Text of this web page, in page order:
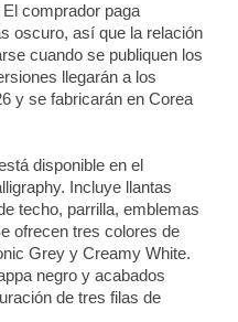
comprador paga
oscuro, así que la relación
cuando se publiquen los
llegarán a los
y se fabricarán en Corea
disponible en el
Incluye llantas
techo, parrilla, emblemas
ofrecen tres colores de
Grey y Creamy White.
negro y acabados
de tres filas de